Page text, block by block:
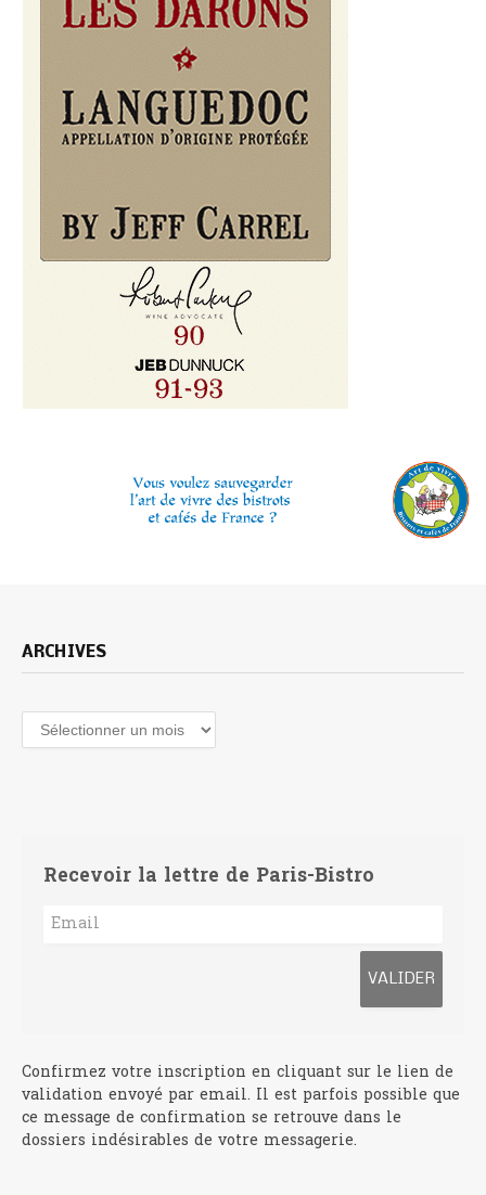
ARCHIVES
Archives
Recevoir la lettre de Paris-Bistro
Confirmez votre inscription en cliquant sur le lien de
validation envoyé par email. Il est parfois possible que
ce message de confirmation se retrouve dans le
dossiers indésirables de votre messagerie.